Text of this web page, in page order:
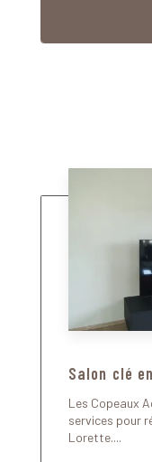
Salon clé
Les Copeaux
services pour
Lorette....